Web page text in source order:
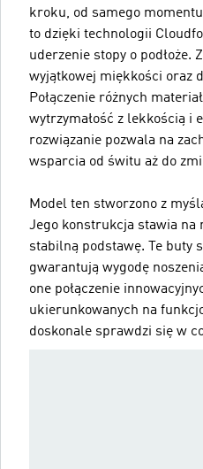
kroku, od samego
to dzięki technologii
uderzenie stopy o podłoże.
wyjątkowej miękkości oraz
Połączenie różnych
wytrzymałość z lekkością i
rozwiązanie pozwala na
wsparcia od świtu aż do
Model ten stworzono z
Jego konstrukcja stawia na
stabilną podstawę. Te buty
gwarantują wygodę
one połączenie
ukierunkowanych na
doskonale sprawdzi się w